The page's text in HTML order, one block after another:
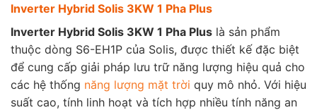
Inverter Hybrid Solis 3KW 1 Pha Plus
Inverter Hybrid Solis 3KW 1 Pha Plus là sản phẩm
thuộc dòng S6-EH1P của Solis, được thiết kế đặc biệt
để cung cấp giải pháp lưu trữ năng lượng hiệu quả cho
các hệ thống năng lượng mặt trời quy mô nhỏ. Với hiệu
suất cao, tính linh hoạt và tích hợp nhiều tính năng an